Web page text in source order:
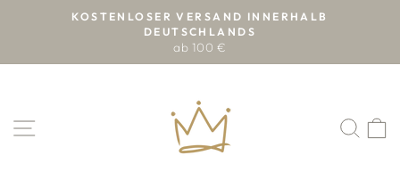
Pause
KOSTENLOSER VERSAND INNERHALB
DEUTSCHLANDS
ab 100 €
SEITENNAVIGATION